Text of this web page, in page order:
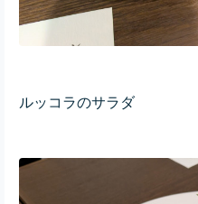
ルッコラのサラダ